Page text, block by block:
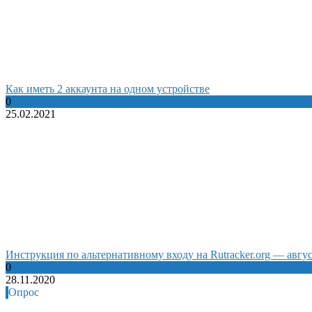
Как иметь 2 аккаунта на одном устройстве
0
25.02.2021
Инструкция по альтернативному входу на Rutracker.org —
0
28.11.2020
Опрос